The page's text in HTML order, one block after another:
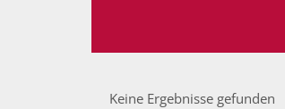
Keine Ergebnisse gefunden